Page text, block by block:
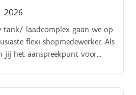
2026
tank/ laadcomplex gaan we op
flexi shopmedewerker. Als
jij het aanspreekpunt voor